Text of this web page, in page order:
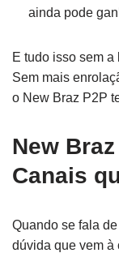
ainda pode
E tudo isso sem
Sem mais
o New Braz P2P
New
Canais
Quando se fala de
dúvida que vem à